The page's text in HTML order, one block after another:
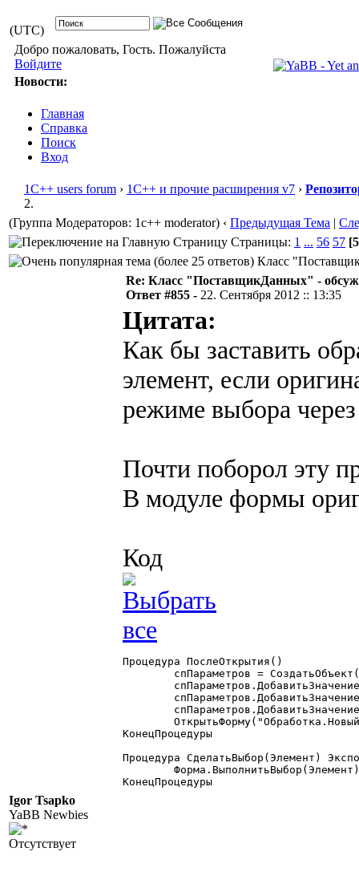
(UTC)
Добро пожаловать, Гость. Пожалуйста
Войдите
Новости:
Главная
Справка
Поиск
Вход
1С++ users forum › 1С++ и прочие расширения v7 ›
2.
(Группа Модераторов: 1c++ moderator) ‹ Предыдущая Тема |
Страницы: 1 ... 56 57
Класс
Igor Tsapko
YaBB Newbies
Отсутствует
Re: Класс "ПоставщикДанных" -
Ответ #855 - 22. Сентября 2012 :: 13:35
Цитата:
Как бы заставить
элемент, если
режиме выбора
Почти поборол эту
В модуле формы
Код
Процедура ПослеОткрытия()
спПараметров =
КонецПроцедуры
Процедура СделатьВыбор(Элемент)
КонецПроцедуры